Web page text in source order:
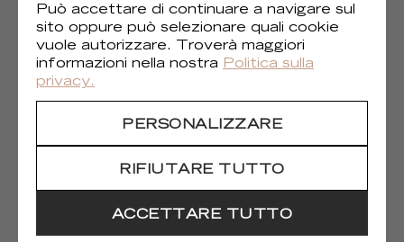
Excalibur HPC
Può accettare di continuare a navigare sul
sito oppure può selezionare quali cookie
vuole autorizzare. Troverà maggiori
informazioni nella nostra Politica sulla
privacy.
PERSONALIZZARE
RIFIUTARE TUTTO
ACCETTARE TUTTO